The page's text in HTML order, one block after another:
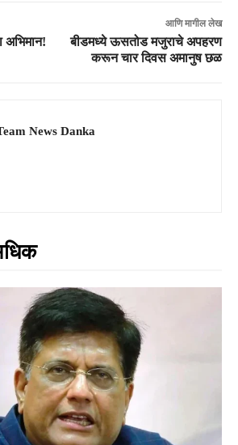
अभिमान!
आणि मागील लेख
बीडमध्ये ऊसतोड मजुराचे अपहरण
करून चार दिवस अमानुष छळ
News Danka